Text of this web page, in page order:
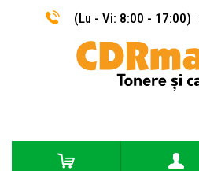
(Lu - Vi: 8:00 - 17:00)